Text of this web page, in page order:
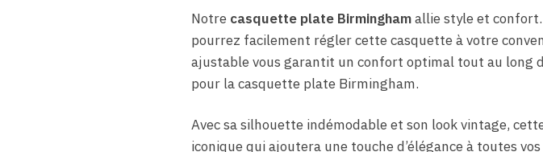
Notre casquette plate Birminghamallie style et confort.
pourrez facilement régler cette casquette à votre
ajustable vous garantit un confort optimal tout au long
pour la casquette plate Birmingham.
Avec sa silhouette indémodable et son look vintage,
iconique qui ajoutera une touche d’élégance à toutes